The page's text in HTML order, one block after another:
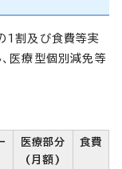
1割及び食費等実
医療型個別減免等
医療部分
(月額)
食費